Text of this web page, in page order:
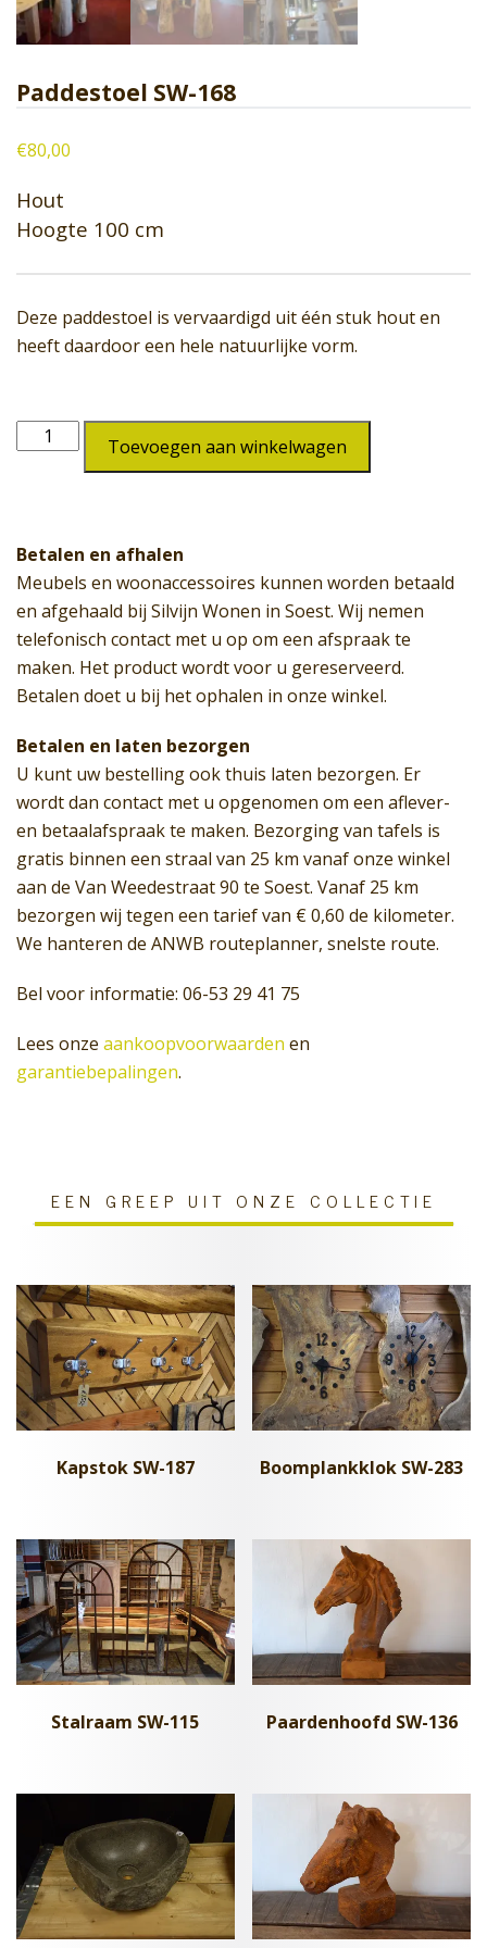
Paddestoel SW-168
€80,00
Hout
Hoogte 100 cm
Deze paddestoel is vervaardigd uit één stuk hout en
heeft daardoor een hele natuurlijke vorm.
Paddestoel
SW-
Toevoegen aan winkelwagen
Betalen en afhalen
Meubels en woonaccessoires kunnen worden betaald
en afgehaald bij Silvijn Wonen in Soest. Wij nemen
telefonisch contact met u op om een afspraak te
maken. Het product wordt voor u gereserveerd.
Betalen doet u bij het ophalen in onze winkel.
Betalen en laten bezorgen
U kunt uw bestelling ook thuis laten bezorgen. Er
wordt dan contact met u opgenomen om een aflever-
en betaalafspraak te maken. Bezorging van tafels is
gratis binnen een straal van 25 km vanaf onze winkel
aan de Van Weedestraat 90 te Soest. Vanaf 25 km
bezorgen wij tegen een tarief van € 0,60 de kilometer.
We hanteren de ANWB routeplanner, snelste route.
Bel voor informatie: 06-53 29 41 75
Lees onze aankoopvoorwaarden en
garantiebepalingen.
EEN GREEP UIT ONZE COLLECTIE
Kapstok SW-187 Boomplankklok SW-283
Stalraam SW-115 Paardenhoofd SW-136